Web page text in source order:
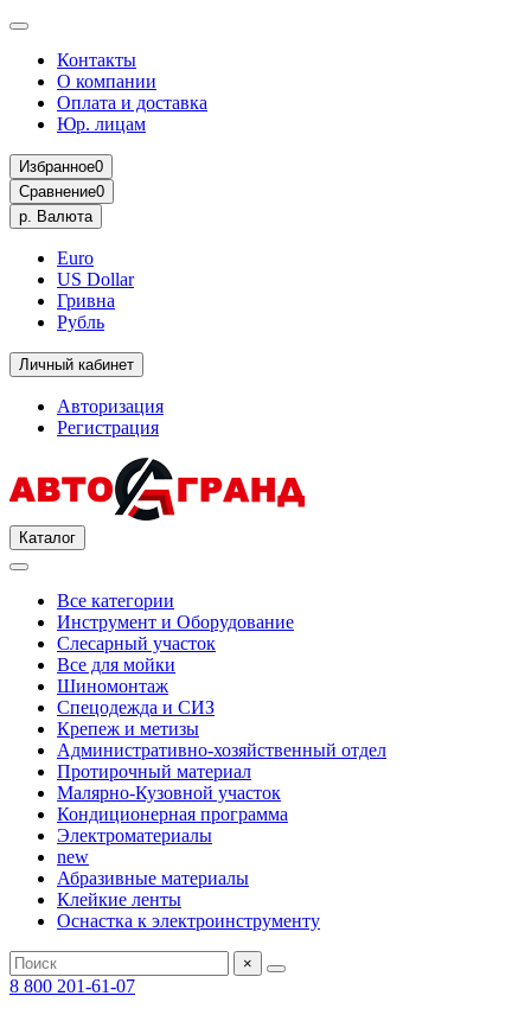
Контакты
О компании
Оплата и доставка
Юр. лицам
Избранное0
Сравнение0
р. Валюта
Euro
US Dollar
Гривна
Рубль
Личный кабинет
Авторизация
Регистрация
Каталог
Все категории
Инструмент и Оборудование
Слесарный участок
Все для мойки
Шиномонтаж
Спецодежда и СИЗ
Крепеж и метизы
Административно-хозяйственный отдел
Протирочный материал
Малярно-Кузовной участок
Кондиционерная программа
Электроматериалы
new
Абразивные материалы
Клейкие ленты
Оснастка к электроинструменту
×
8 800 201-61-07